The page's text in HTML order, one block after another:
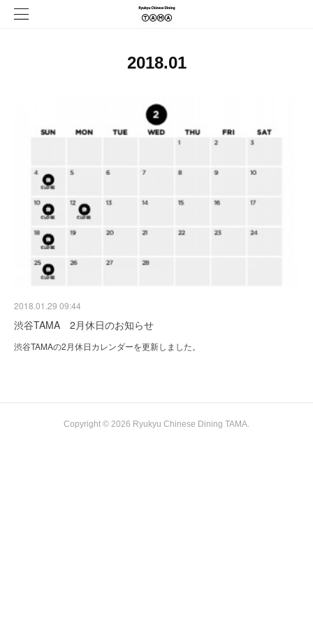
2018.01
2018.01.29 09:44
渋谷TAMA 2月休日のお知らせ
渋谷TAMAの2月休日カレンダーを更新しました。
Copyright © 2026 Ryukyu Chinese Dining TAMA.